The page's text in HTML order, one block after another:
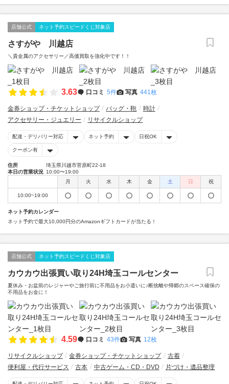
店舗公式 ネット予約スピードくじ対象店
さすがや 川越店
＼貴金属のアクセサリー／高価買取を強化中です！！
3.63 口コミ 5件 写真 441枚
金券ショップ・チケットショップ バッグ・鞄
時計
アクセサリー・ジュエリー
リサイクルショップ
配達・デリバリー対応 ネット予約 日祝OK
クーポン有
住所
埼玉県川越市菅原町22-18
本日の営業状況 10:00〜19:00
月
火 水 木 金 土 日 祝
10:00~19:00
ネット予約カレンダー
ネット予約で最大10,000円分のAmazonギフトカードが当たる！
店舗公式 ネット予約スピードくじ対象店
カウカウ出張買い取り24H埼玉コールセンター
夏休み・お盆前のレジャーやご旅行前に不用品をお小遣いに♪断捨離や帰郷のスペース確保の
不用品をお金に！
4.59 口コミ 43件 写真 12枚
リサイクルショップ 金券ショップ・チケットショップ
古着
便利屋・代行サービス
古本 中古ゲーム・CD・DVD 片づけ・遺品整理